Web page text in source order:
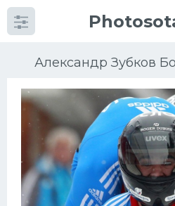
Александр Зубков
КатегорииФото